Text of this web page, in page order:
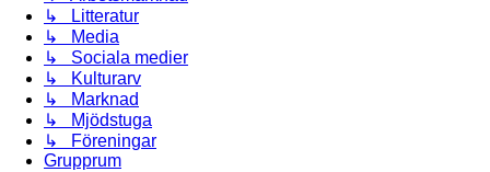
↳ Litteratur
↳ Media
↳ Sociala medier
↳ Kulturarv
↳ Marknad
↳ Mjödstuga
↳ Föreningar
Grupprum